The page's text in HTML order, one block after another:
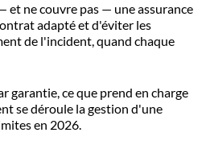
et ne couvre pas — une assurance
adapté et d'éviter les
de l'incident, quand chaque
garantie, ce que prend en charge
se déroule la gestion d'une
en 2026.